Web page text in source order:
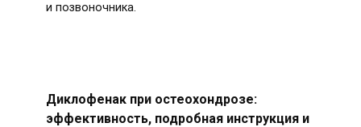
и позвоночника.
Диклофенак при остеохондрозе:
эффективность, подробная инструкция и